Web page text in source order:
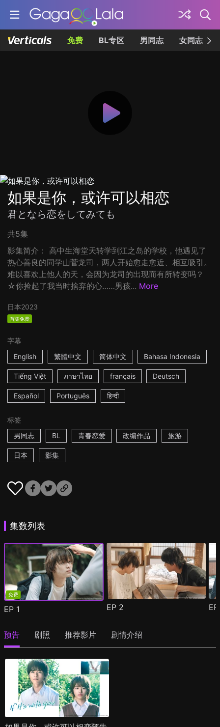
免费 BL专区 男同志 女同志
如果是你，或许可以相恋
君となら恋をしてみても
共5集
影集简介： 高中生海堂天转学到江之岛的学校，他遇见了
热心善良的同学山菅龙司，两人开始愈走愈近、相互吸引。
难以喜欢上他人的天，会因为龙司的出现而有所转变吗？
☆你捡起了我当时捨弃的心……男孩... More
日本2023
首集免费
字幕
English
繁體中文 简体中文 Bahasa Indonesia
Tiếng Việt ภาษาไทย français Deutsch
Español Português हिन्दी
标签
男同志
BL 青春恋爱 改编作品 旅游
日本 影集
集数列表
免费
EP 1 EP 2
预告 剧照 推荐影片 剧情介绍